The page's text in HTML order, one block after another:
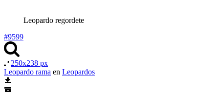
Leopardo regordete
#9599
250x238 px
Leopardo rama en Leopardos